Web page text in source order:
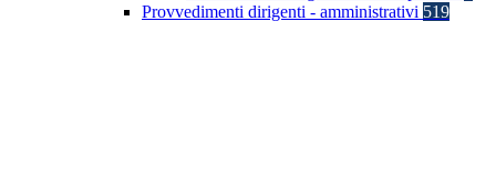
Provvedimenti dirigenti - amministrativi 519